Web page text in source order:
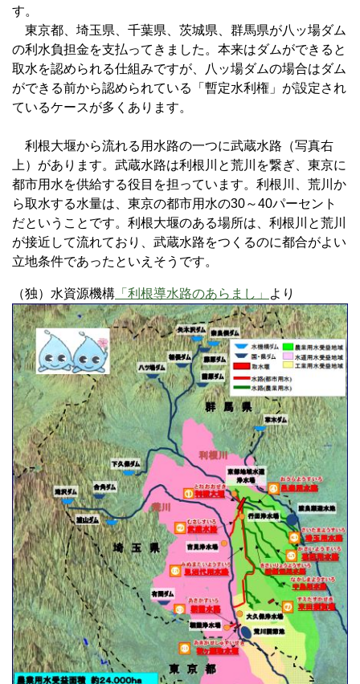
す。
東京都、埼玉県、千葉県、茨城県、群馬県が八ッ場ダム
の利水負担金を支払ってきました。本来はダムができると
取水を認められる仕組みですが、八ッ場ダムの場合はダム
ができる前から認められている「暫定水利権」が設定され
ているケースが多くあります。
利根大堰から流れる用水路の一つに武蔵水路（写真右
上）があります。武蔵水路は利根川と荒川を繋ぎ、東京に
都市用水を供給する役目を担っています。利根川、荒川か
ら取水する水量は、東京の都市用水の30～40パーセント
だということです。利根大堰のある場所は、利根川と荒川
が接近して流れており、武蔵水路をつくるのに都合がよい
立地条件であったといえそうです。
（独）水資源機構 「利根導水路のあらまし」 より